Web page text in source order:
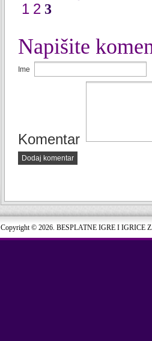
1 2 3
Napišite
Ime
Komentar
Dodaj komentar
Copyright © 2026. BESPLATNE IGRE I IGRICE